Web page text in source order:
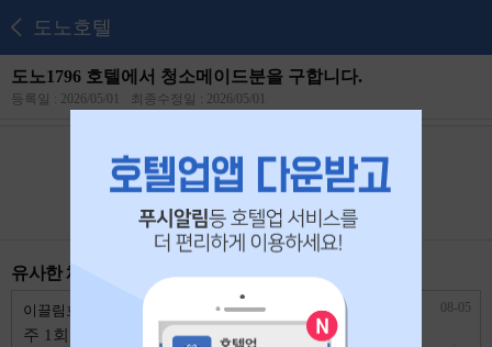
도노호텔
도노1796 호텔에서 청소메이드분을 구합니다.
등록일 : 2026/05/01 최종수정일 : 2026/05/01
본 공고는2026년 05월 20일 에 마감되었습니다.
유사한 채용 리스트
이끌림호텔(구 피렌체)호텔 경기 수원시 08-05